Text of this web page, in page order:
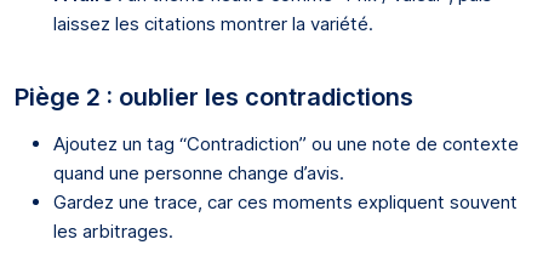
laissez les citations montrer la variété.
Piège 2 : oublier les contradictions
Ajoutez un tag “Contradiction” ou une note de contexte
quand une personne change d’avis.
Gardez une trace, car ces moments expliquent souvent
les arbitrages.